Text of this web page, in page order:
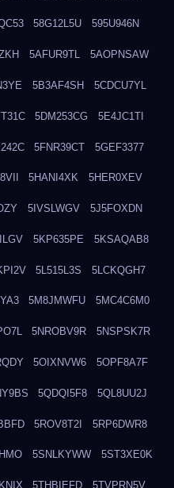
58G12L5U 595U946N
5AFUR9TL 5AOPNSAW
5B3AF4SH 5CDCU7YL
5DM253CG 5E4JC1TI
5FNR39CT 5GEF3377
5HANI4XK 5HER0XEV
5IVSLWGV 5J5FOXDN
5KP635PE 5KSAQAB8
5L515L3S 5LCKQGH7
5M8JMWFU 5MC4C6M0
5NROBV9R 5NSPSK7R
5OIXNVW6 5OPF8A7F
5QDQI5F8 5QL8UU2J
5ROV8T2I 5RP6DWR8
5SNLKYWW 5ST3XE0K
5THBIEFD 5TVPRN5V